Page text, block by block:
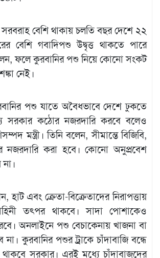
সরবরাহ বেশি থাকায় চলতি বছর দেশে ২২
বেশি গবাদিপশু উদ্বৃত্ত থাকতে পারে
ফলে কুরবানির পশু নিয়ে কোনো সংকট
নেই।
পশু যাতে অবৈধভাবে দেশে ঢুকতে
সরকার কঠোর নজরদারি করবে বলেও
মন্ত্রী। তিনি বলেন, সীমান্তে বিজিবি,
করা হবে। কোনো অনুপ্রবেশ
হাট এবং ক্রেতা-বিক্রেতাদের নিরাপত্তায়
তৎপর থাকবে। সাদা পোশাকেও
অনলাইনে পশু বেচাকেনায় খাজনা বা
না। কুরবানির পশুর ট্রাকে চাঁদাবাজি বন্ধে
সরকার। এরই মধ্যে চাঁদাবাজদের